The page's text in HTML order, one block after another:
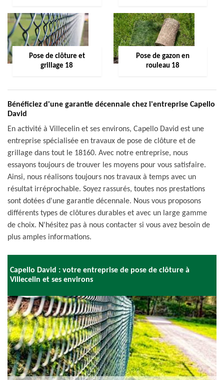
Pose de clôture et
grillage 18
Pose de gazon en
rouleau 18
Bénéficiez d'une garantie décennale chez l'entreprise Capello
David
En activité à Villecelin et ses environs, Capello David est une
entreprise spécialisée en travaux de pose de clôture et de
grillage dans tout le 18160. Avec notre entreprise, nous
essayons toujours de trouver les moyens pour vous satisfaire.
Ainsi, nous réalisons toujours nos travaux à temps avec un
résultat irréprochable. Soyez rassurés, toutes nos prestations
sont dotées d'une garantie décennale. Nous vous proposons
différents types de clôtures durables et avec un large gamme
de choix. N'hésitez pas à nous contacter si vous avez besoin de
plus amples informations.
Capello David : votre entreprise de pose de clôture à
Villecelin et ses environs